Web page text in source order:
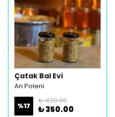
Çatak Bal Evi
Arı Poleni
%17
₺ 420.00
₺ 350.00